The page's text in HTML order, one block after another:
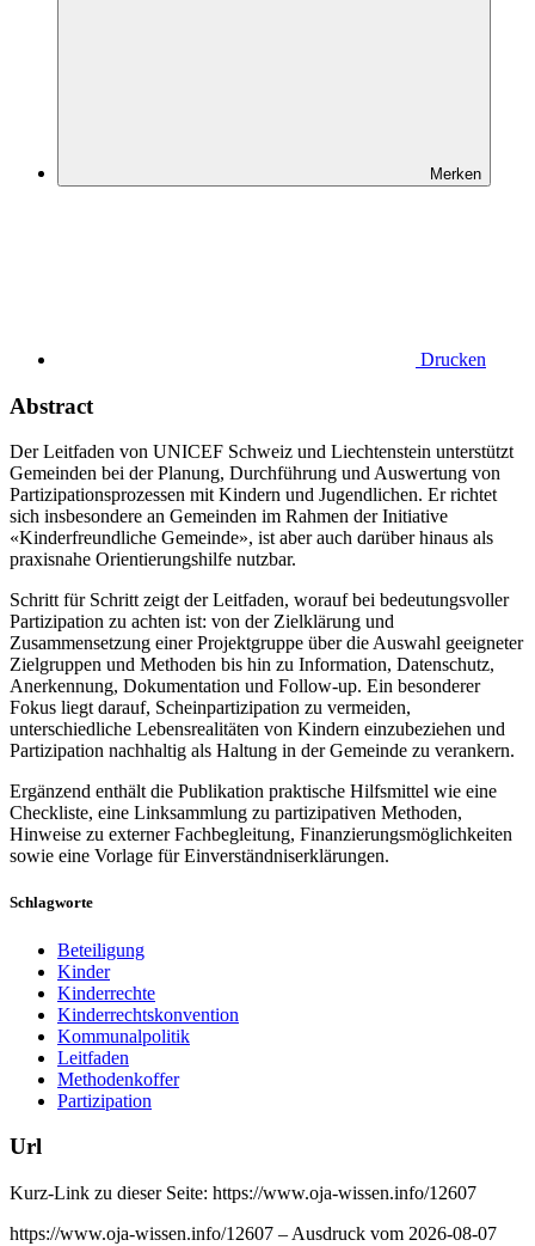
Merken
Drucken
Abstract
Der Leitfaden von UNICEF Schweiz und Liechtenstein unterstützt
Gemeinden bei der Planung, Durchführung und Auswertung von
Partizipationsprozessen mit Kindern und Jugendlichen. Er richtet
sich insbesondere an Gemeinden im Rahmen der Initiative
«Kinderfreundliche Gemeinde», ist aber auch darüber hinaus als
praxisnahe Orientierungshilfe nutzbar.
Schritt für Schritt zeigt der Leitfaden, worauf bei bedeutungsvoller
Partizipation zu achten ist: von der Zielklärung und
Zusammensetzung einer Projektgruppe über die Auswahl geeigneter
Zielgruppen und Methoden bis hin zu Information, Datenschutz,
Anerkennung, Dokumentation und Follow-up. Ein besonderer
Fokus liegt darauf, Scheinpartizipation zu vermeiden,
unterschiedliche Lebensrealitäten von Kindern einzubeziehen und
Partizipation nachhaltig als Haltung in der Gemeinde zu verankern.
Ergänzend enthält die Publikation praktische Hilfsmittel wie eine
Checkliste, eine Linksammlung zu partizipativen Methoden,
Hinweise zu externer Fachbegleitung, Finanzierungsmöglichkeiten
sowie eine Vorlage für Einverständniserklärungen.
Schlagworte
Beteiligung
Kinder
Kinderrechte
Kinderrechtskonvention
Kommunalpolitik
Leitfaden
Methodenkoffer
Partizipation
Url
Kurz-Link zu dieser Seite: https://www.oja-wissen.info/12607
https://www.oja-wissen.info/12607 – Ausdruck vom 2026-08-07